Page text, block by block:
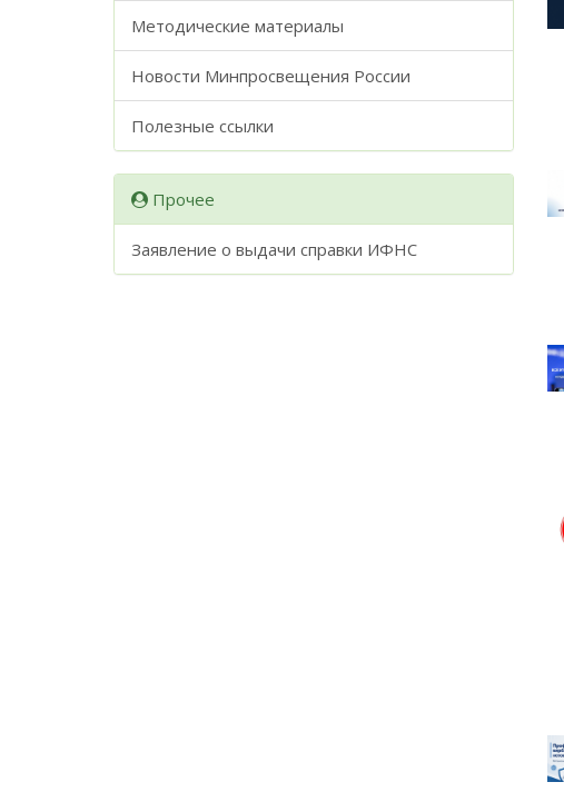
Методические материалы
Новости Минпросвещения России
Полезные ссылки
Прочее
Заявление о выдачи справки ИФНС